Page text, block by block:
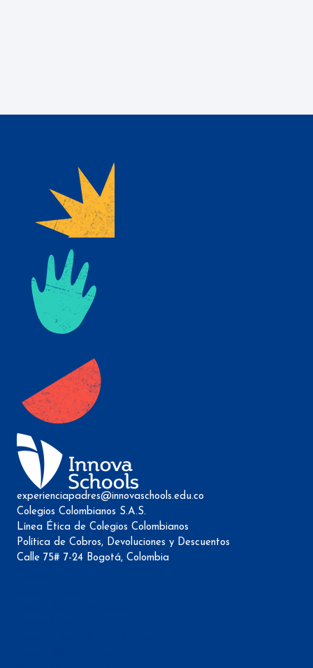
experienciapadres@innovaschools.edu.co
Colegios Colombianos S.A.S.
Línea Ética de Colegios Colombianos
Política de Cobros, Devoluciones y Descuentos
Calle 75# 7-24 Bogotá, Colombia